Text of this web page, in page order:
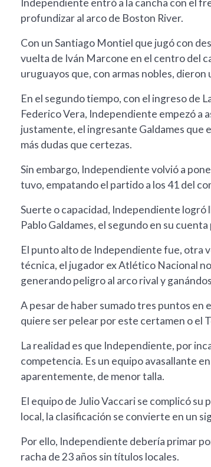
Independiente entró a la cancha con el
profundizar al arco de Boston River.
Con un Santiago Montiel que jugó con
vuelta de Iván Marcone en el centro del
uruguayos que, con armas nobles, dieron
En el segundo tiempo, con el ingreso de
Federico Vera, Independiente empezó a
justamente, el ingresante Galdames que
más dudas que certezas.
Sin embargo, Independiente volvió a
tuvo, empatando el partido a los 41 del
Suerte o capacidad, Independiente logró
Pablo Galdames, el segundo en su
El punto alto de Independiente fue, otra
técnica, el jugador ex Atlético Nacional
generando peligro al arco rival y
A pesar de haber sumado tres puntos en
quiere ser pelear por este certamen o el
La realidad es que Independiente, por
competencia. Es un equipo avasallante
aparentemente, de menor talla.
El equipo de Julio Vaccari se complicó su
local, la clasificación se convierte en un
Por ello, Independiente debería primar
racha de 23 años sin títulos locales.